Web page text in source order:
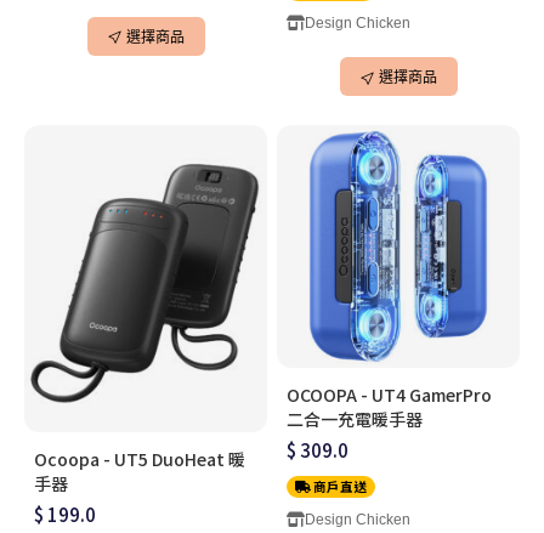
選擇商品
Design Chicken
選擇商品
Ocoopa - UT5 DuoHeat 暖
手器
$ 199.0
OCOOPA - UT4 GamerPro
二合一充電暖手器
$ 309.0
商戶直送
Design Chicken